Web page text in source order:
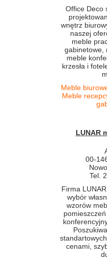
Office Deco
wnętrz
naszej
meble
gabinetowe,
meble
krzesła i
Meble
Meble
LUNAR
00-
Tel.
Firma
wybór
wzorów
cenami,